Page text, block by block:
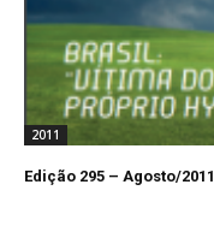
2011
Edição 295 – Agosto/2011